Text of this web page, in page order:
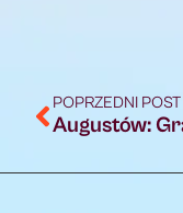
POPRZEDNI POST
Augustów: